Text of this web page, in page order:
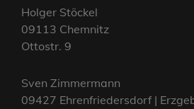
Holger Stöckel
09113 Chemnitz
Ottostr. 9
Sven Zimmermann
09427 Ehrenfriedersdorf |